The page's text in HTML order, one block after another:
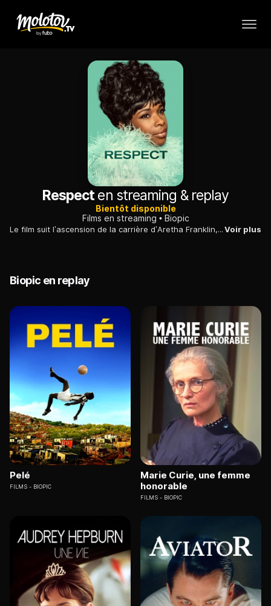
Respecten streaming & replay
Bientôt disponible
Films en streaming
Biopic
Le film suit l’ascension de la carrière d’Aretha Franklin, de ses débuts d’enfant de chœur dans l’église de son père à sa renommée internationale. RESPECT est la remarquable réelle histoire retraçant le parcours de cette icône de la musique...Voir plus
Biopic en replay
Pelé
FILMS BIOPIC
Marie Curie, une femme
honorable
FILMS BIOPIC